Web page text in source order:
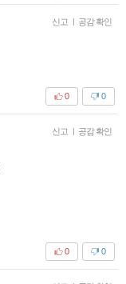
신고 | 공감 확인
0
0
신고 | 공감 확인
0
0